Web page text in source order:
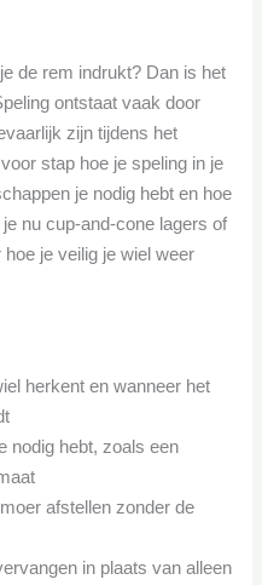
de rem indrukt? Dan is het
ontstaat vaak door
zijn tijdens het
stap hoe je speling in je
je nodig hebt en hoe
nu cup-and-cone lagers of
je veilig je wiel weer
herkent en wanneer het
nodig hebt, zoals een
afstellen zonder de
in plaats van alleen